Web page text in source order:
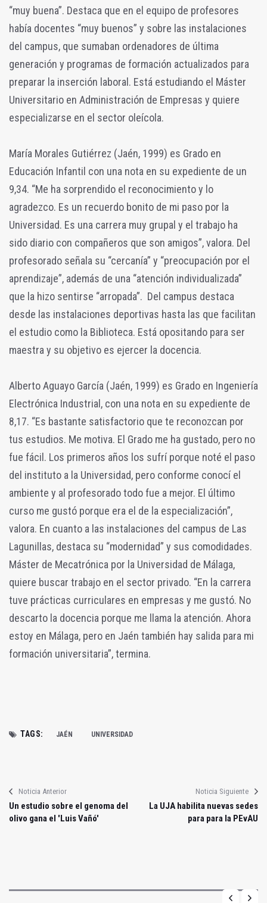
“muy buena”. Destaca que en el equipo de profesores
había docentes “muy buenos” y sobre las instalaciones
del campus, que sumaban ordenadores de última
generación y programas de formación actualizados para
preparar la inserción laboral. Está estudiando el Máster
Universitario en Administración de Empresas y quiere
especializarse en el sector oleícola.
María Morales Gutiérrez (Jaén, 1999) es Grado en
Educación Infantil con una nota en su expediente de un
9,34. “Me ha sorprendido el reconocimiento y lo
agradezco. Es un recuerdo bonito de mi paso por la
Universidad. Es una carrera muy grupal y el trabajo ha
sido diario con compañeros que son amigos”, valora. Del
profesorado señala su “cercanía” y “preocupación por el
aprendizaje”, además de una “atención individualizada”
que la hizo sentirse “arropada”. Del campus destaca
desde las instalaciones deportivas hasta las que facilitan
el estudio como la Biblioteca. Está opositando para ser
maestra y su objetivo es ejercer la docencia.
Alberto Aguayo García (Jaén, 1999) es Grado en Ingeniería
Electrónica Industrial, con una nota en su expediente de
8,17. “Es bastante satisfactorio que te reconozcan por
tus estudios. Me motiva. El Grado me ha gustado, pero no
fue fácil. Los primeros años los sufrí porque noté el paso
del instituto a la Universidad, pero conforme conocí el
ambiente y al profesorado todo fue a mejor. El último
curso me gustó porque era el de la especialización”,
valora. En cuanto a las instalaciones del campus de Las
Lagunillas, destaca su “modernidad” y sus comodidades.
Máster de Mecatrónica por la Universidad de Málaga,
quiere buscar trabajo en el sector privado. “En la carrera
tuve prácticas curriculares en empresas y me gustó. No
descarto la docencia porque me llama la atención. Ahora
estoy en Málaga, pero en Jaén también hay salida para mi
formación universitaria”, termina.
TAGS: JAÉN UNIVERSIDAD
Noticia Anterior
Un estudio sobre el genoma del
olivo gana el 'Luis Vañó'
Noticia Siguiente
La UJA habilita nuevas sedes
para para la PEvAU